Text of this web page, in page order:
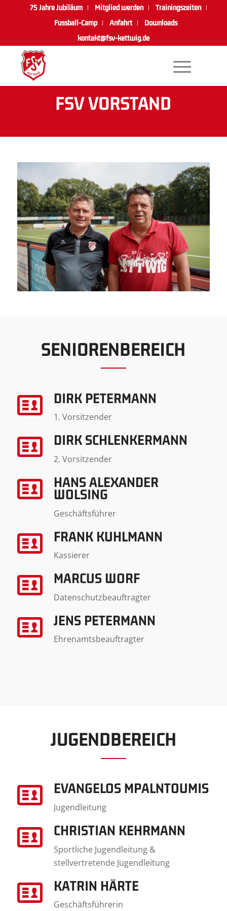
75 Jahre Jubiläum Mitglied werden
Trainingszeiten
Fussball-Camp
Anfahrt
Downloads
kontakt@fsv-kettwig.de
FSV VORSTAND
SENIORENBEREICH
DIRK PETERMANN
1. Vorsitzender
DIRK SCHLENKERMANN
2. Vorsitzender
HANS ALEXANDER
WOLSING
Geschäftsführer
FRANK KUHLMANN
Kassierer
MARCUS WORF
Datenschutzbeauftragter
JENS PETERMANN
Ehrenamtsbeauftragter
JUGENDBEREICH
EVANGELOS MPALNTOUMIS
Jugendleitung
CHRISTIAN KEHRMANN
Sportliche Jugendleitung &
stellvertretende Jugendleitung
KATRIN HÄRTE
Geschäftsführerin